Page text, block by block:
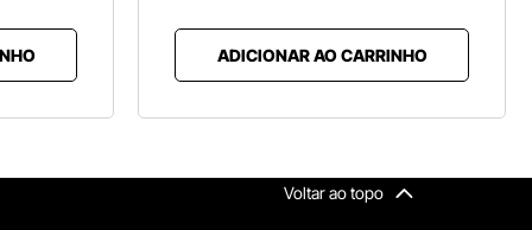
ADICIONAR AO CARRINHO
Voltar ao topo